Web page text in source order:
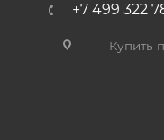
+7 499 322
Купить